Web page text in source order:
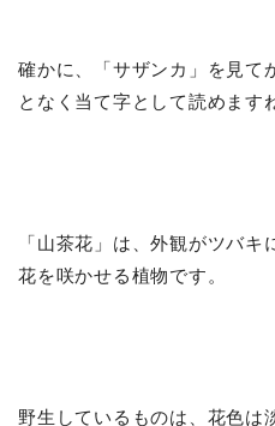
確かに、「サザンカ」を見て
となく当て字として読めます
「山茶花」は、外観がツバ
花を咲かせる植物です。
野生しているものは、花色は